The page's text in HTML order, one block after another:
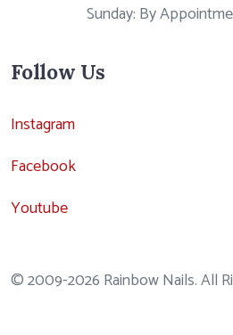
Sunday: By
Follow Us
Instagram
Facebook
Youtube
© 2009-2026 Rainbow Nails. All